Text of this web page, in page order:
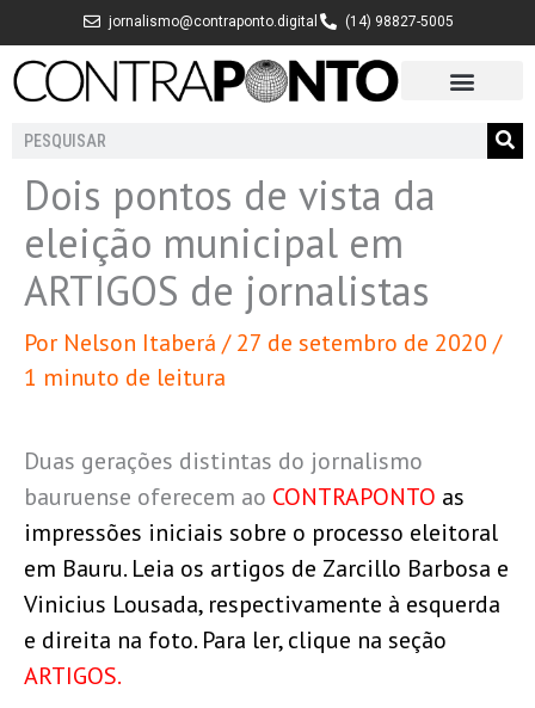
para
jornalismo@contraponto.digital (14) 98827-5005
Pesquisar
Dois pontos de vista da
eleição municipal em
ARTIGOS de jornalistas
Por Nelson Itaberá /27 de setembro de 2020 /
1 minuto de leitura
Duas gerações distintas do jornalismo
bauruense oferecem ao CONTRAPONTO as
impressões iniciais sobre o processo eleitoral
em Bauru. Leia os artigos de Zarcillo Barbosa e
Vinicius Lousada, respectivamente à esquerda
e direita na foto. Para ler, clique na seção
ARTIGOS.